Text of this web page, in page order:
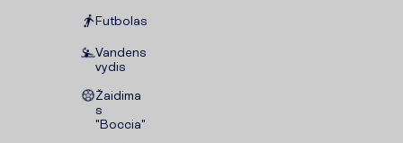
Futbolas
Vandens
vydis
Žaidima
s
"Boccia"